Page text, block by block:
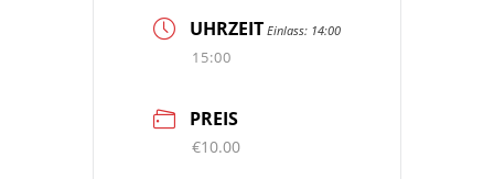
UHRZEIT Einlass: 14:00
15:00
PREIS
€10.00